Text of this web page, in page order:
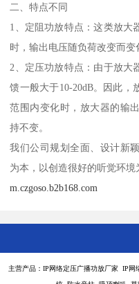
二、特点不同
1、定阻功放特点：这类放大
时，输出电压随负荷改变而变
2、定压功放特点：由于放大
馈一般大于10-20dB。因此，
范围内变化时，放大器的输
持不变。
我们公司规划全面、设计新
为本，以创造很好的听觉环境
m.czgoso.b2b168.com
主营产品：IP网络定压广播功放厂家 IP